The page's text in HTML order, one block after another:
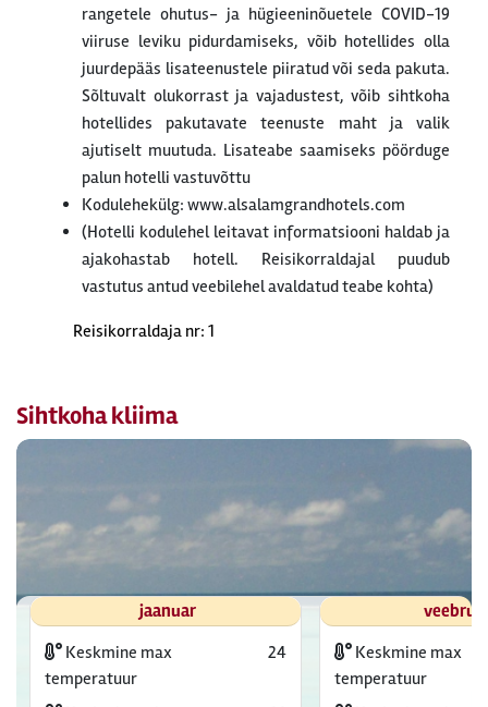
rangetele ohutus- ja hügieeninõuetele COVID-19
viiruse leviku pidurdamiseks, võib hotellides olla
juurdepääs lisateenustele piiratud või seda pakuta.
Sõltuvalt olukorrast ja vajadustest, võib sihtkoha
hotellides pakutavate teenuste maht ja valik
ajutiselt muutuda. Lisateabe saamiseks pöörduge
palun hotelli vastuvõttu
Kodulehekülg: www.alsalamgrandhotels.com
(Hotelli kodulehel leitavat informatsiooni haldab ja
ajakohastab hotell. Reisikorraldajal puudub
vastutus antud veebilehel avaldatud teabe kohta)
Reisikorraldaja nr: 1
Sihtkoha kliima
jaanuar
Keskmine max
temperatuur
24
Keskmine max
temperatuur